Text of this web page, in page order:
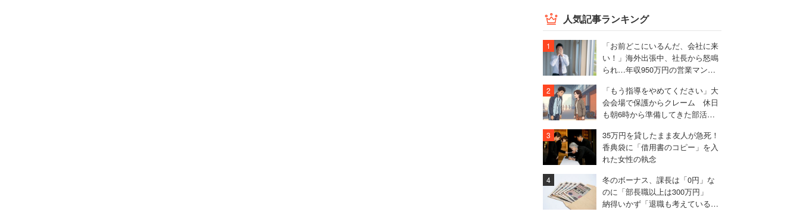
人気記事ランキング
「お前どこにいるんだ、会社に来
い！」海外出張中、社長から怒鳴
られ…年収950万円の営業マンが
「もう指導をやめてください」大
会会場で保護からクレーム 休日
も朝6時から準備してきた部活動
35万円を貸したまま友人が急死！
香典袋に「借用書のコピー」を入
れた女性の執念
冬のボーナス、課長は「0円」な
のに「部長職以上は300万円」
納得いかず「退職も考えている」